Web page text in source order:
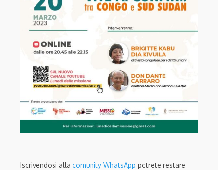
Iscrivendosi alla comunity WhatsApp potrete restare